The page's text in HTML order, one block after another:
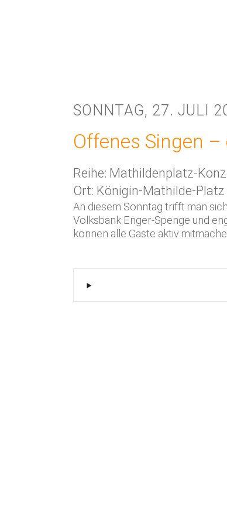
SONNTAG, 27. JULI
Offenes Singen
Reihe: Mathildenplatz-
Ort: Königin-Mathilde-Platz
An diesem Sonntag trifft man
Volksbank Enger-Spenge und
können alle Gäste aktiv